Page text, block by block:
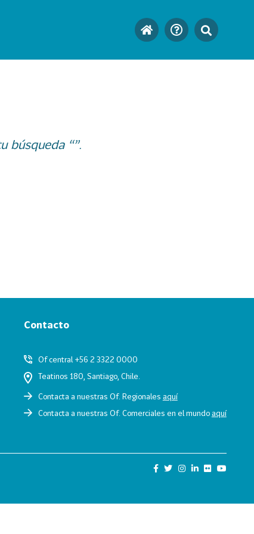
búsqueda “”.
Contacto
Of central +56 2 3322 0000
Teatinos 180, Santiago, Chile.
Contacta a nuestras Of. Regionales aquí
Contacta a nuestras Of. Comerciales en el mundoaquí